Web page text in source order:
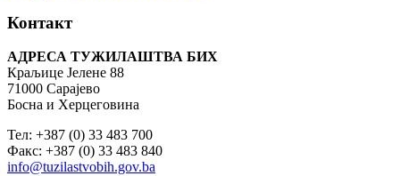
Контакт
АДРЕСА ТУЖИЛАШТВА БИХ
Краљице Јелене 88
71000 Сарајево
Босна и Херцеговина
Тел: +387 (0) 33 483 700
Факс: +387 (0) 33 483 840
info@tuzilastvobih.gov.ba